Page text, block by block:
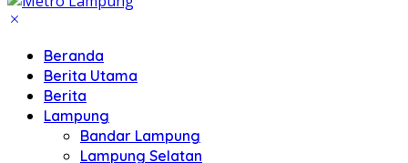
Beranda
Berita Utama
Berita
Lampung
Bandar Lampung
Lampung Selatan